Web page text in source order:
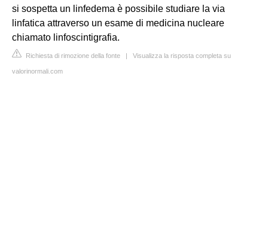
si sospetta un linfedema è possibile studiare la via
linfatica attraverso un esame di medicina nucleare
chiamato linfoscintigrafia.
Richiesta di rimozione della fonte | Visualizza la risposta completa su
valorinormali.com